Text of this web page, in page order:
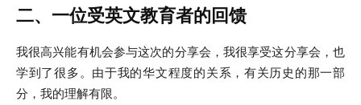
二、一位受英文教育者的回馈
我很高兴能有机会参与这次的分享会，我很享受这分享会，也
学到了很多。由于我的华文程度的关系，有关历史的那一部
分，我的理解有限。